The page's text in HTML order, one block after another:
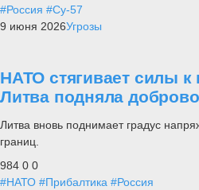
#Россия #Су-57
9 июня 2026Угрозы
НАТО стягивает силы к
Литва подняла
Литва вновь поднимает градус
границ.
984 0 0
#НАТО #Прибалтика #Россия